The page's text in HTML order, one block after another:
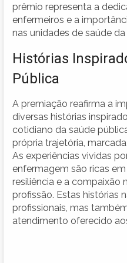
prêmio representa a
enfermeiros e a
nas unidades de saúde
Histórias
Pública
A premiação reafirma a
diversas histórias
cotidiano da saúde
própria trajetória,
As experiências vividas
enfermagem são ricas
resiliência e a compaixão
profissão. Estas histórias
profissionais, mas
atendimento oferecido